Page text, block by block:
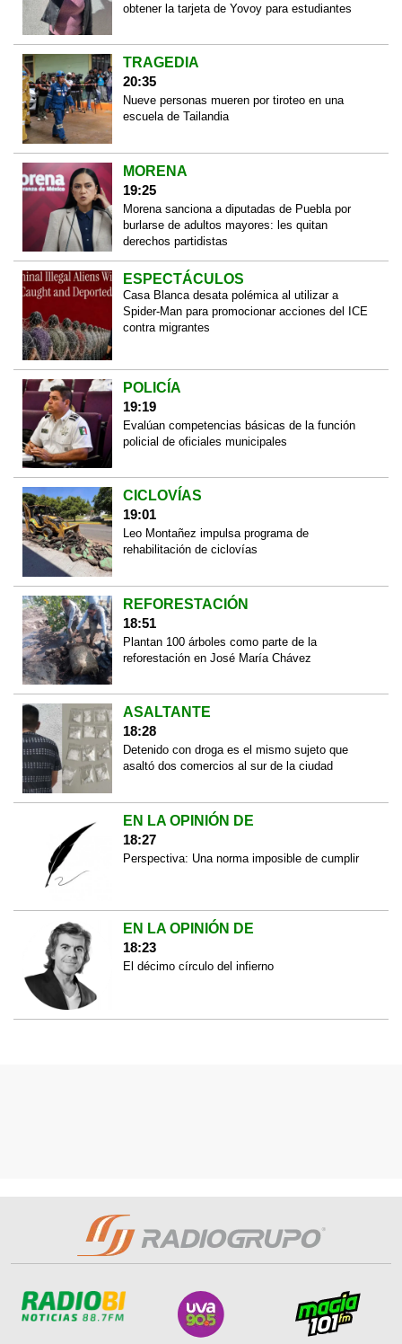
obtener la tarjeta de Yovoy para estudiantes
TRAGEDIA
20:35
Nueve personas mueren por tiroteo en una
escuela de Tailandia
MORENA
19:25
Morena sanciona a diputadas de Puebla por
burlarse de adultos mayores: les quitan
derechos partidistas
ESPECTÁCULOS
Casa Blanca desata polémica al utilizar a
Spider-Man para promocionar acciones del ICE
contra migrantes
POLICÍA
19:19
Evalúan competencias básicas de la función
policial de oficiales municipales
CICLOVÍAS
19:01
Leo Montañez impulsa programa de
rehabilitación de ciclovías
REFORESTACIÓN
18:51
Plantan 100 árboles como parte de la
reforestación en José María Chávez
ASALTANTE
18:28
Detenido con droga es el mismo sujeto que
asaltó dos comercios al sur de la ciudad
EN LA OPINIÓN DE
18:27
Perspectiva: Una norma imposible de cumplir
EN LA OPINIÓN DE
18:23
El décimo círculo del infierno